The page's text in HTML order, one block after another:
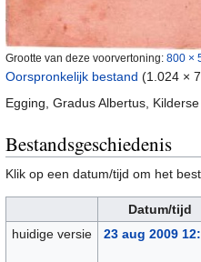
Grootte van deze voorvertoning: 800 ×
Oorspronkelijk bestand (1.024 ×
Egging, Gradus Albertus,
Bestandsgeschiedenis
Klik op een datum/tijd om het
Datum/tijd
huidige versie
23 aug 2009